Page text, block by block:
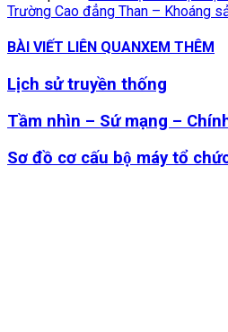
Trường Cao đẳng Than – Khoáng
BÀI VIẾT LIÊN QUANXEM THÊM
Lịch sử truyền thống
Tầm nhìn – Sứ mạng –
Sơ đồ cơ cấu bộ máy tổ